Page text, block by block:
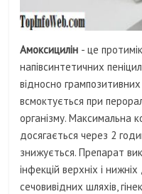
Амоксицилін - це
напівсинтетичних
відносно
всмоктується при
організму. Максимальна
досягається через 2
знижується. Препарат
інфекцій верхніх і
сечовивідних шляхів,